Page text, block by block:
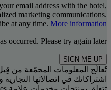
email address with the hotel,
marketing communications.
at any time. More information
occurred. Please try again later.
SIGN ME UP
اشتراكاتك في اتصالاتها